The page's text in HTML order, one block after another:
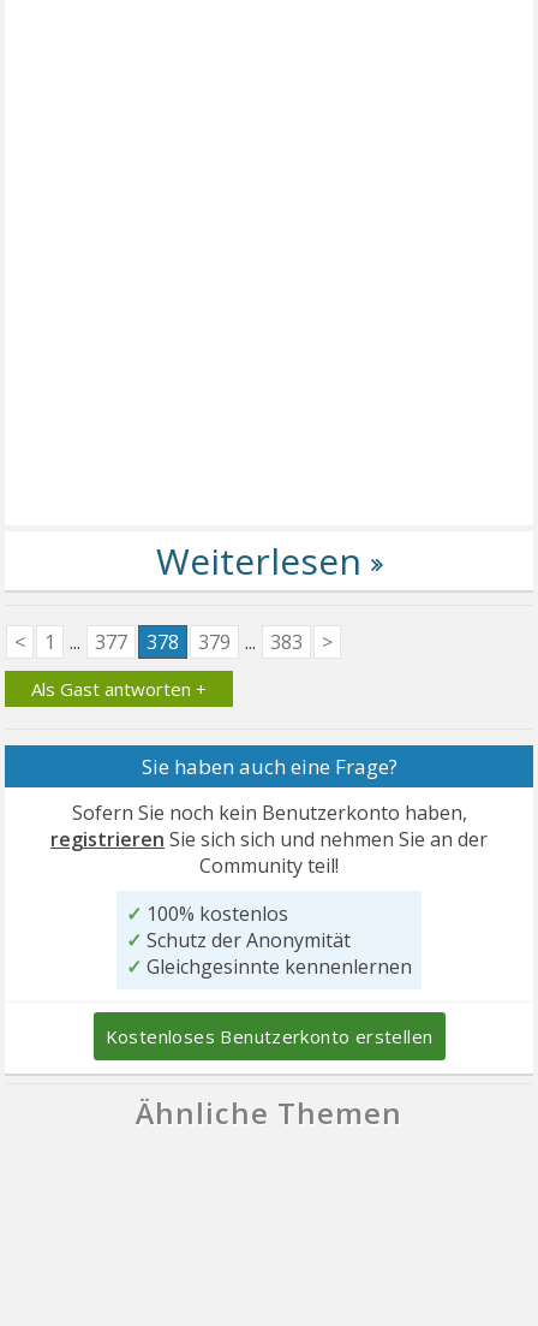
< 1 ... 377 378 379 ... 383 >
Als Gast antworten +
Sie haben auch eine Frage?
Sofern Sie noch kein Benutzerkonto haben,
registrieren Sie sich sich und nehmen Sie an der
Community teil!
✓ 100% kostenlos
✓ Schutz der Anonymität
✓ Gleichgesinnte kennenlernen
Kostenloses Benutzerkonto erstellen
Ähnliche Themen